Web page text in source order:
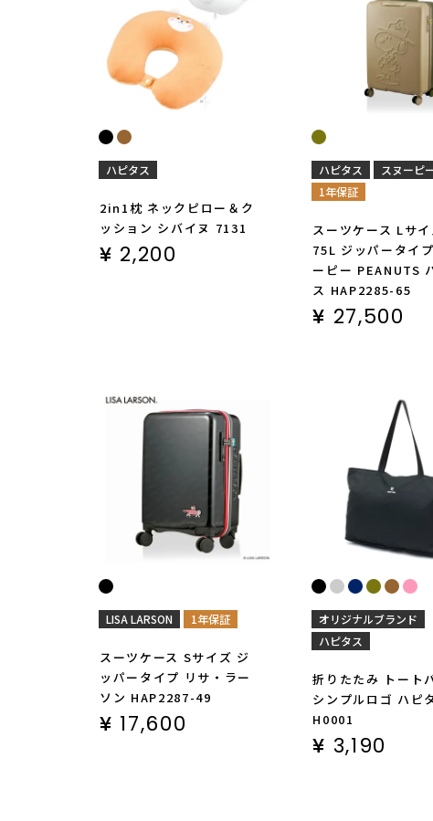
ハピタス
2in1枕 ネックピロー＆ク
ッション シバイヌ 7131
¥ 2,200
ハピタス
スヌーピ
1年保証
スーツケース Lサイ
75L ジッパータイ
ーピー PEANUTS
ス HAP2285-65
¥ 27,500
LISA LARSON 1年保証
スーツケース Sサイズ ジ
ッパータイプ リサ・ラー
ソン HAP2287-49
¥ 17,600
オリジナルブランド
ハピタス
折りたたみ トート
シンプルロゴ ハピ
H0001
¥ 3,190